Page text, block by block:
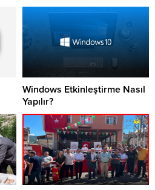
Windows Etkinleştirme Nasıl
Yapılır?